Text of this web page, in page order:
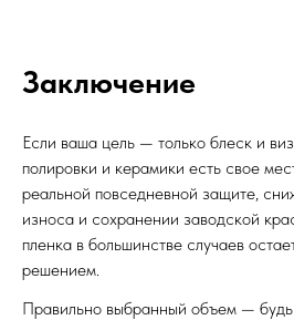
Заключение
Если ваша цель — только блеск и
полировки и керамики есть свое
реальной повседневной защите,
износа и сохранении заводской
пленка в большинстве случаев
решением.
Правильно выбранный объем —